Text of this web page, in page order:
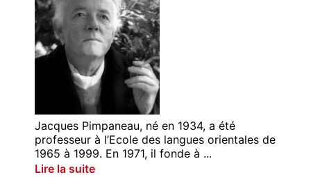
Jacques Pimpaneau, né en 1934, a été
professeur à l’Ecole des langues orientales de
1965 à 1999. En 1971, il fonde à ...
Lire la suite